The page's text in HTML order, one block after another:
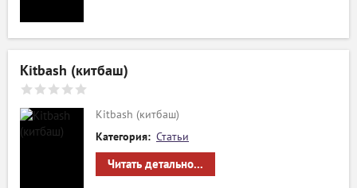
Kitbash (китбаш)
Kitbash (китбаш)
Категория: Статьи
Читать детально...